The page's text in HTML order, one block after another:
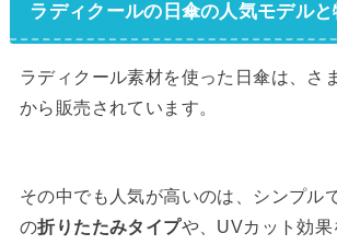
ラディクールの日傘の人気モデルと
ラディクール素材を使った日傘は、さ
から販売されています。
その中でも人気が高いのは、シンプル
の折りたたみタイプや、UVカット効果